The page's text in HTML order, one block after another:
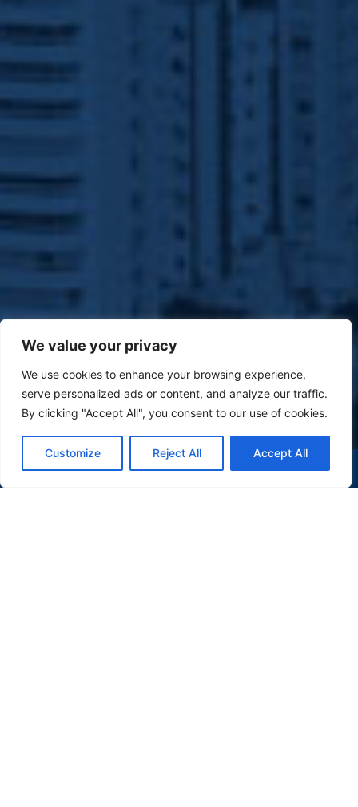
We value your privacy
We use cookies to enhance your browsing experience,
serve personalized ads or content, and analyze our traffic.
By clicking "Accept All", you consent to our use of cookies.
Customize Reject All Accept All
(47) 9 9977-7630